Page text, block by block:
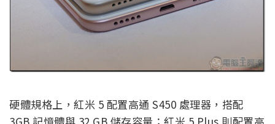
硬體規格上，紅米 5 配置高通 S450 處理器，搭配